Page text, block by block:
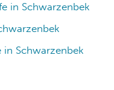
in Schwarzenbek
in Schwarzenbek